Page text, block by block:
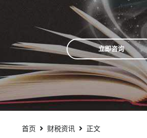
立即咨询
首页 财税资讯 正文